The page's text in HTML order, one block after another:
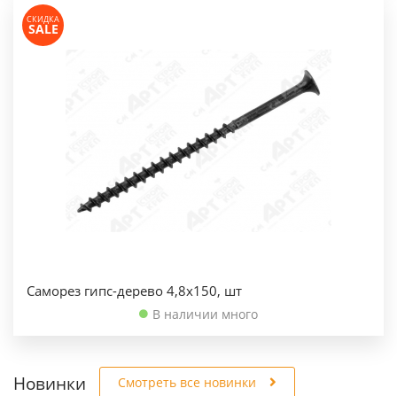
СКИДКА
SALE
Саморез гипс-дерево 4,8х150, шт
В наличии много
Новинки Смотреть все новинки